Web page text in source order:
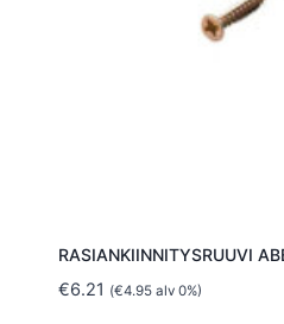
RASIANKIINNITYSRUUVI
€6.21 (€4.95alv 0%)